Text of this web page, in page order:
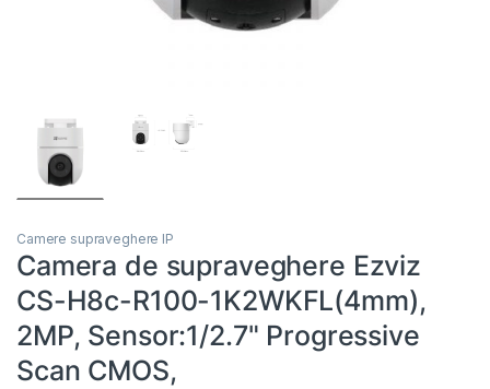
Camere supraveghere IP
Camera de supraveghere Ezviz
CS-H8c-R100-1K2WKFL(4mm),
2MP, Sensor:1/2.7" Progressive
Scan CMOS,